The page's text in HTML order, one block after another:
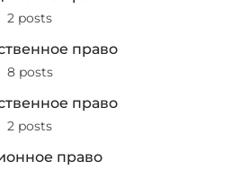
2 posts
право
8 posts
право
2 posts
право